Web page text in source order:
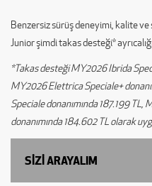
Benzersiz sürüş deneyimi, kalite
Junior şimdi takas desteği*
*Takas desteği MY2026 Ibrida
MY2026 Elettrica Speciale+
Speciale donanımında 187.199
donanımında 184.602 TL olarak
SİZİ ARAYALIM